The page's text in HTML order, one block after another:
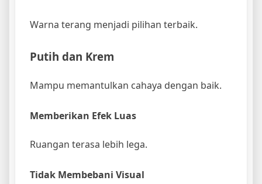
Warna terang menjadi pilihan terbaik.
Putih dan Krem
Mampu memantulkan cahaya dengan baik.
Memberikan Efek Luas
Ruangan terasa lebih lega.
Tidak Membebani Visual